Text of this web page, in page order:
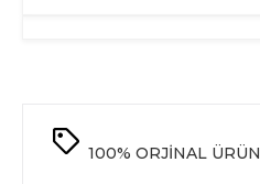
100% ORJİNAL ÜRÜN